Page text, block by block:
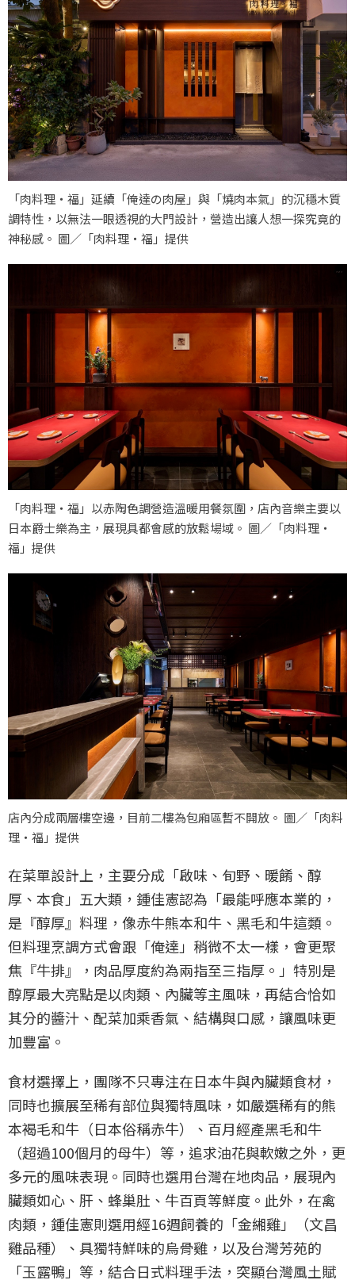
「肉料理‧福」延續「俺達の肉屋」與「燒肉本氣」的沉穩木質
調特性，以無法一眼透視的大門設計，營造出讓人想一探究竟的
神秘感。 圖／「肉料理‧福」提供
「肉料理‧福」以赤陶色調營造溫暖用餐氛圍，店內音樂主要以
日本爵士樂為主，展現具都會感的放鬆場域。 圖／「肉料理‧
福」提供
店內分成兩層樓空邊，目前二樓為包廂區暫不開放。 圖／「肉料
理‧福」提供
在菜單設計上，主要分成「啟味、旬野、暖餚、醇
厚、本食」五大類，鍾佳憲認為「最能呼應本業的，
是『醇厚』料理，像赤牛熊本和牛、黑毛和牛這類。
但料理烹調方式會跟「俺達」稍微不太一樣，會更聚
焦『牛排』，肉品厚度約為兩指至三指厚。」特別是
醇厚最大亮點是以肉類、內臟等主風味，再結合恰如
其分的醬汁、配菜加乘香氣、結構與口感，讓風味更
加豐富。
食材選擇上，團隊不只專注在日本牛與內臟類食材，
同時也擴展至稀有部位與獨特風味，如嚴選稀有的熊
本褐毛和牛（日本俗稱赤牛）、百月經產黑毛和牛
（超過100個月的母牛）等，追求油花與軟嫩之外，更
多元的風味表現。同時也選用台灣在地肉品，展現內
臟類如心、肝、蜂巢肚、牛百頁等鮮度。此外，在禽
肉類，鍾佳憲則選用經16週飼養的「金緗雞」（文昌
雞品種）、具獨特鮮味的烏骨雞，以及台灣芳苑的
「玉露鴨」等，結合日式料理手法，突顯台灣風土賦